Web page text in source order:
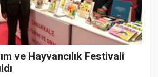
ve Hayvancılık Festivali